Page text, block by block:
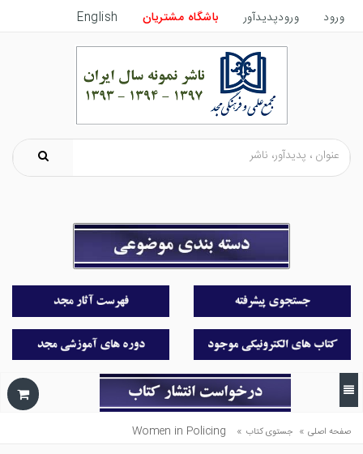
ورود ورودپدیدآور باشگاه مشتریان English
صفحه اصلی » جستوی کتاب »
Women in Policing